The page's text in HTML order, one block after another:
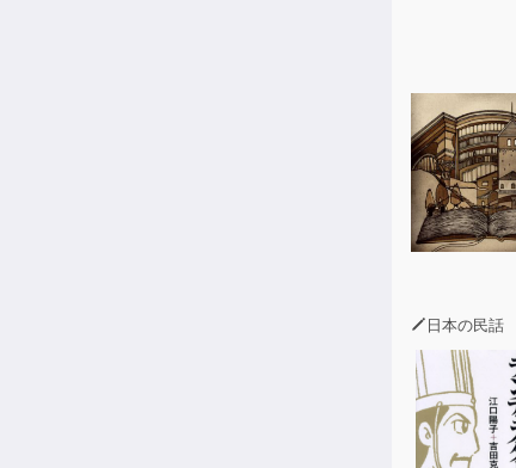
ってしま
05：呪術
ナヴァミア
06：自分
(Japani)
07：助手
08：それ
Kuwa
09：タン
リンジ）
日本の民話